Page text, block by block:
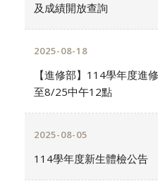
及成績開放查詢
2025-08-18
【進修部】114學年度進
至8/25中午12點
2025-08-05
114學年度新生體檢公告